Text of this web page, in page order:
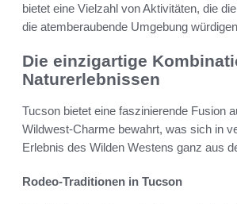
bietet eine Vielzahl von Aktivitäten, die
die atemberaubende Umgebung
Die einzigartige
Naturerlebnissen
Tucson bietet eine faszinierende Fusion
Wildwest-Charme bewahrt, was sich in
Erlebnis des Wilden Westens ganz aus
Rodeo-Traditionen in Tucson